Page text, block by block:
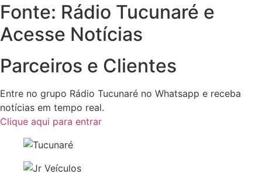
Fonte: Rádio Tucunaré e
Acesse Notícias
Parceiros e Clientes
Entre no grupo Rádio Tucunaré no Whatsapp e receba
notícias em tempo real.
Clique aqui para entrar